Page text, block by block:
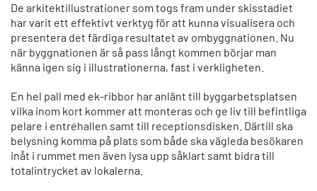
De arkitektillustrationer som togs fram under skisstadiet
har varit ett effektivt verktyg för att kunna visualisera och
presentera det färdiga resultatet av ombyggnationen. Nu
när byggnationen är så pass långt kommen börjar man
känna igen sig i illustrationerna, fast i verkligheten.
En hel pall med ek-ribbor har anlänt till byggarbetsplatsen
vilka inom kort kommer att monteras och ge liv till befintliga
pelare i entréhallen samt till receptionsdisken. Därtill ska
belysning komma på plats som både ska vägleda besökaren
inåt i rummet men även lysa upp såklart samt bidra till
totalintrycket av lokalerna.